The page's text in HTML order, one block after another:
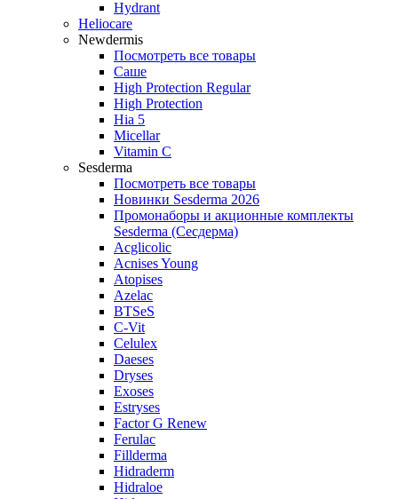
Hydrant
Heliocare
Newdermis
Посмотреть все товары
Саше
High Protection Regular
High Protection
Hia 5
Micellar
Vitamin C
Sesderma
Посмотреть все товары
Новинки Sesderma 2026
Промонаборы и акционные комплекты
Sesderma (Сесдерма)
Acglicolic
Acnises Young
Atopises
Azelac
BTSeS
C‑Vit
Celulex
Daeses
Dryses
Exoses
Estryses
Factor G Renew
Ferulac
Fillderma
Hidraderm
Hidraloe